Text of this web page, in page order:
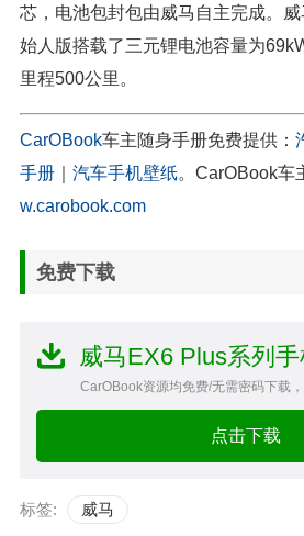
芯，电池包封包由威马自主完成。
始人版搭载了三元锂电池容量为
里程500公里。
CarOBook车主随身手册免费提供：
手册
汽车手机壁纸。CarOBook车
w.carobook.com
免费下载
威马EX6 Plus系列
CarOBook资源均免费/无需密码下载，
点击下载
标签: 威马